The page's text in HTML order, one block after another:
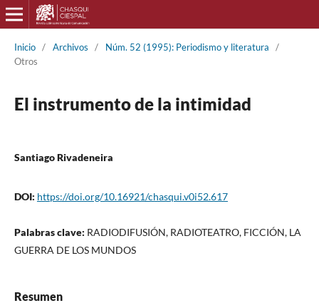
Inicio / Archivos / Núm. 52 (1995): Periodismo y literatura
/
Otros
El instrumento de la intimidad
Santiago Rivadeneira
DOI: https://doi.org/10.16921/chasqui.v0i52.617
Palabras clave: RADIODIFUSIÓN, RADIOTEATRO, FICCIÓN, LA
GUERRA DE LOS MUNDOS
Resumen